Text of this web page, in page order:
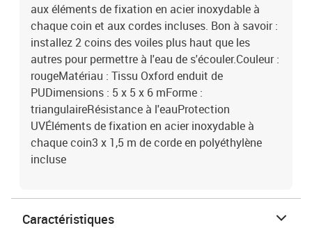
aux éléments de fixation en acier inoxydable à
chaque coin et aux cordes incluses. Bon à savoir :
installez 2 coins des voiles plus haut que les
autres pour permettre à l'eau de s'écouler.Couleur :
rougeMatériau : Tissu Oxford enduit de
PUDimensions : 5 x 5 x 6 mForme :
triangulaireRésistance à l'eauProtection
UVÉléments de fixation en acier inoxydable à
chaque coin3 x 1,5 m de corde en polyéthylène
incluse
Caractéristiques